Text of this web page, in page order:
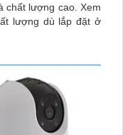
lượng cao. Xem
lượng dù lắp đặt ở